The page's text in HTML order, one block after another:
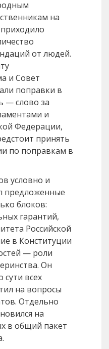
на
от людей.
и Совет
поправки в
— слово за
и
Федерации,
принять
по поправкам в
условно и
предложенные
блоков:
гарантий,
Российской
в Конституции
— роли
Он
сути всех
на вопросы
Отдельно
на
в общий пакет